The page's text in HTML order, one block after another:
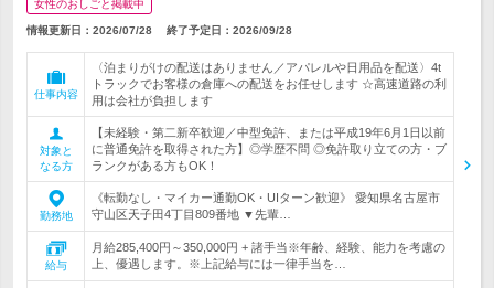
女性のおしごと掲載中
情報更新日：2026/07/28 終了予定日： 2026/09/28
仕事内容
〈泊まりがけの配送はありません／アパレルや日用品を配送〉4t
トラックでお客様の倉庫への配送をお任せします ☆高速道路の利
用は会社が負担します
対象と
なる方
【未経験・第二新卒歓迎／中型免許、または平成19年6月1日以前
に普通免許を取得された方】◎学歴不問 ◎免許取り立ての方・ブ
ランクがある方もOK！
勤務地
《転勤なし・マイカー通勤OK・UIターン歓迎》 愛知県名古屋市
守山区天子田4丁目809番地 ▼先輩…
給与
月給285,400円～350,000円 + 諸手当※年齢、経験、能力を考慮の
上、優遇します。※上記給与には一律手当を…